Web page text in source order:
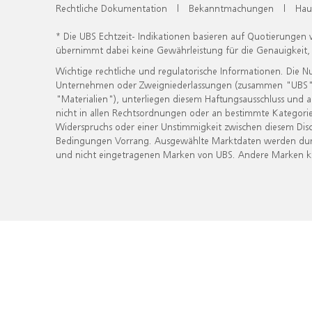
Rechtliche Dokumentation | Bekanntmachungen |
* Die UBS Echtzeit- Indikationen basieren auf
übernimmt dabei keine Gewährleistung für die
Wichtige rechtliche und regulatorische Informationen. Die
Unternehmen oder Zweigniederlassungen (zusammen
"Materialien"), unterliegen diesem Haftungsausschluss
nicht in allen Rechtsordnungen oder an bestimmte
Widerspruchs oder einer Unstimmigkeit zwischen diesem
Bedingungen Vorrang. Ausgewählte Marktdaten werden
und nicht eingetragenen Marken von UBS. Andere Marken